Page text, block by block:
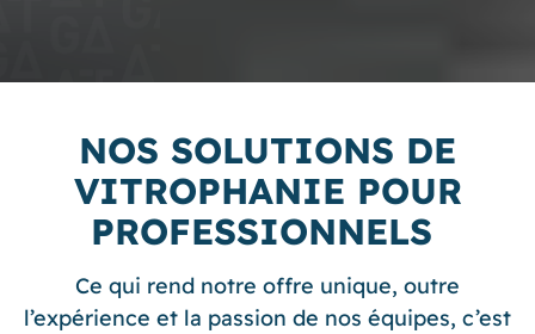
NOS SOLUTIONS DE
VITROPHANIE POUR
PROFESSIONNELS
Ce qui rend notre offre unique, outre
l’expérience et la passion de nos équipes, c’est